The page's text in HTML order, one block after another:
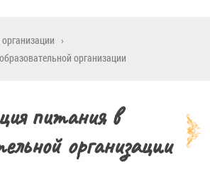
›
организации
питания в
организации